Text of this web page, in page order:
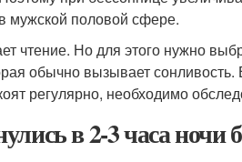
мужской половой сфере.
чтение. Но для этого нужно
обычно вызывает
регулярно, необходимо
в 2-3 часа ночи